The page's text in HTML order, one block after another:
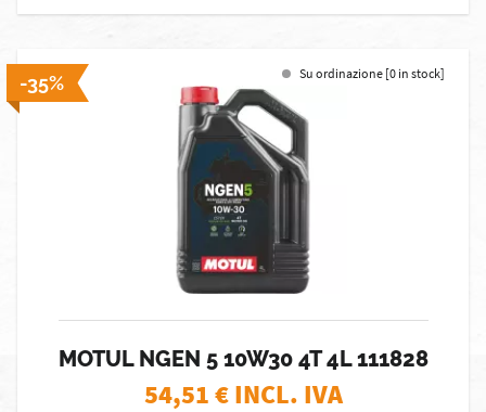
-35% Su ordinazione [0 in stock]
MOTUL NGEN 5 10W30 4T 4L 111828
54,51€ INCL. IVA